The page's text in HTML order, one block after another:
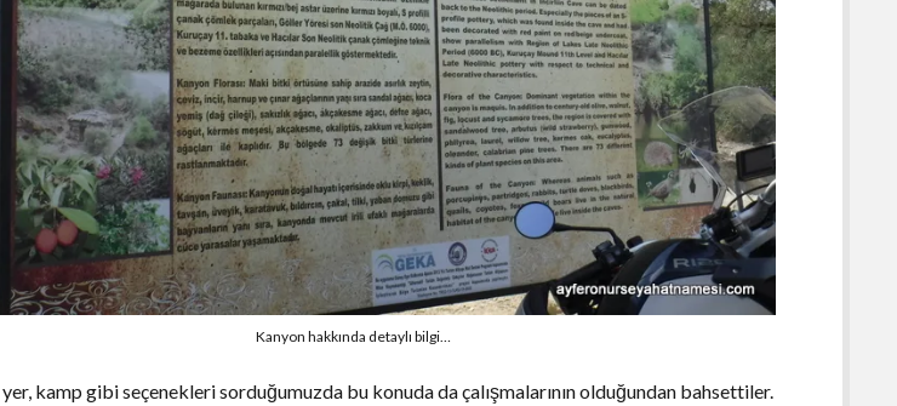
Kanyon hakkında detaylı bilgi…
kamp gibi seçenekleri sorduğumuzda bu konuda da çalışmalarının olduğundan bahsettiler.